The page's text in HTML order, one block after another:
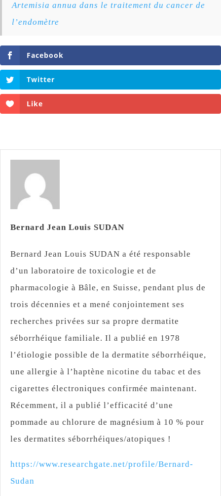
Artemisia annua dans le traitement du cancer de
l’endomètre
Facebook
Twitter
Like
Bernard Jean Louis SUDAN
Bernard Jean Louis SUDAN a été responsable
d’un laboratoire de toxicologie et de
pharmacologie à Bâle, en Suisse, pendant plus de
trois décennies et a mené conjointement ses
recherches privées sur sa propre dermatite
séborrhéique familiale. Il a publié en 1978
l’étiologie possible de la dermatite séborrhéique,
une allergie à l’haptène nicotine du tabac et des
cigarettes électroniques confirmée maintenant.
Récemment, il a publié l’efficacité d’une
pommade au chlorure de magnésium à 10 % pour
les dermatites séborrhéiques/atopiques !
https://www.researchgate.net/profile/Bernard-
Sudan